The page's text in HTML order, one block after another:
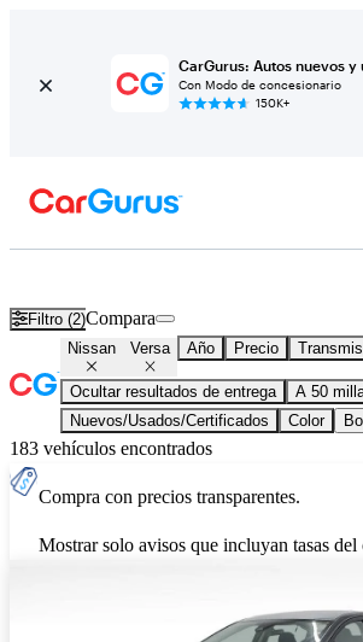
CarGurus: Autos nuevos y
Con Modo de concesionario
150K+
Filtro (2)Compara
Nissan Versa Año Precio
Ocultar resultados de entrega
A 50
Nuevos/Usados/Certificados
Color
183 vehículos encontrados
Compra con precios transparentes.
Mostrar solo avisos que incluyan tasas del